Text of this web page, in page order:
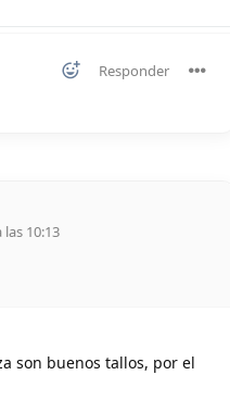
Responder
10:13
son buenos tallos, por el